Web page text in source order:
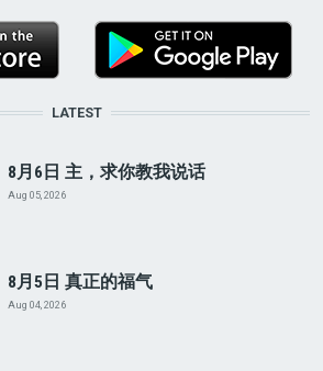
LATEST
8月6日 主，求你教我说话
Aug 05, 2026
8月5日 真正的福气
Aug 04, 2026